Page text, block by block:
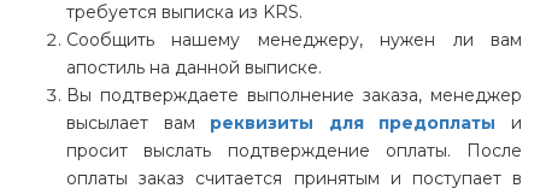
требуется выписка из KRS.
Сообщить нашему менеджеру, нужен ли вам
апостиль на данной выписке.
Вы подтверждаете выполнение заказа, менеджер
высылает вам реквизиты для предоплаты и
просит выслать подтверждение оплаты. После
оплаты заказ считается принятым и поступает в